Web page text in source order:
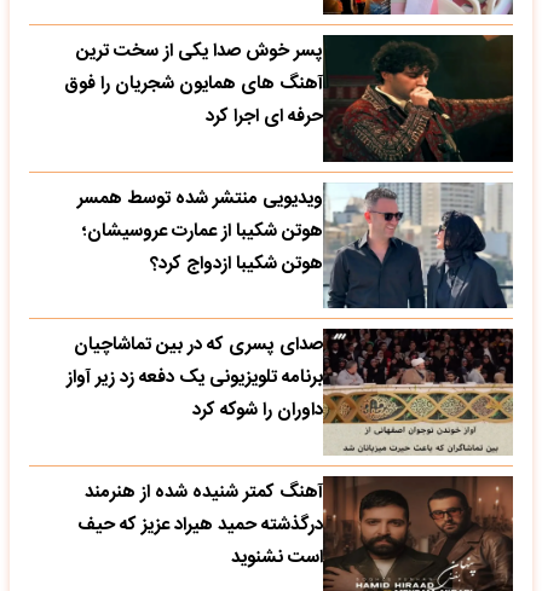
پسر خوش صدا یکی از سخت ترین
آهنگ های همایون شجریان را فوق
حرفه ای اجرا کرد
ویدیویی منتشر شده توسط همسر
هوتن شکیبا از عمارت عروسیشان؛
هوتن شکیبا ازدواج کرد؟
صدای پسری که در بین تماشاچیان
برنامه تلویزیونی یک دفعه زد زیر آواز
داوران را شوکه کرد
آهنگ کمتر شنیده شده از هنرمند
درگذشته حمید هیراد عزیز که حیف
است نشنوید